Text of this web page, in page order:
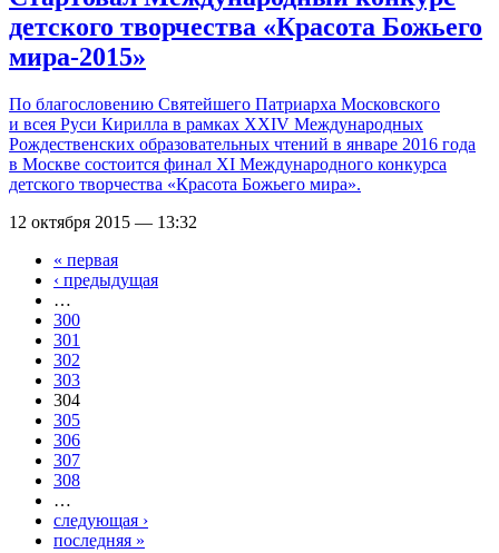
детского творчества «Красота Божьего
мира-2015»
По благословению Святейшего Патриарха Московского
и всея Руси Кирилла в рамках XXIV Международных
Рождественских образовательных чтений в январе 2016 года
в Москве состоится финал XI Международного конкурса
детского творчества «Красота Божьего мира».
12 октября 2015 — 13:32
Страницы
« первая
‹ предыдущая
…
300
301
302
303
304
305
306
307
308
…
следующая ›
последняя »